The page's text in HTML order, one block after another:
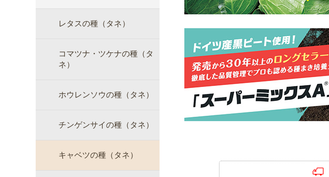
レタスの種（タネ）
コマツナ・ツケナの種（タ
ネ）
ホウレンソウの種（タネ）
チンゲンサイの種（タネ）
キャベツの種（タネ）